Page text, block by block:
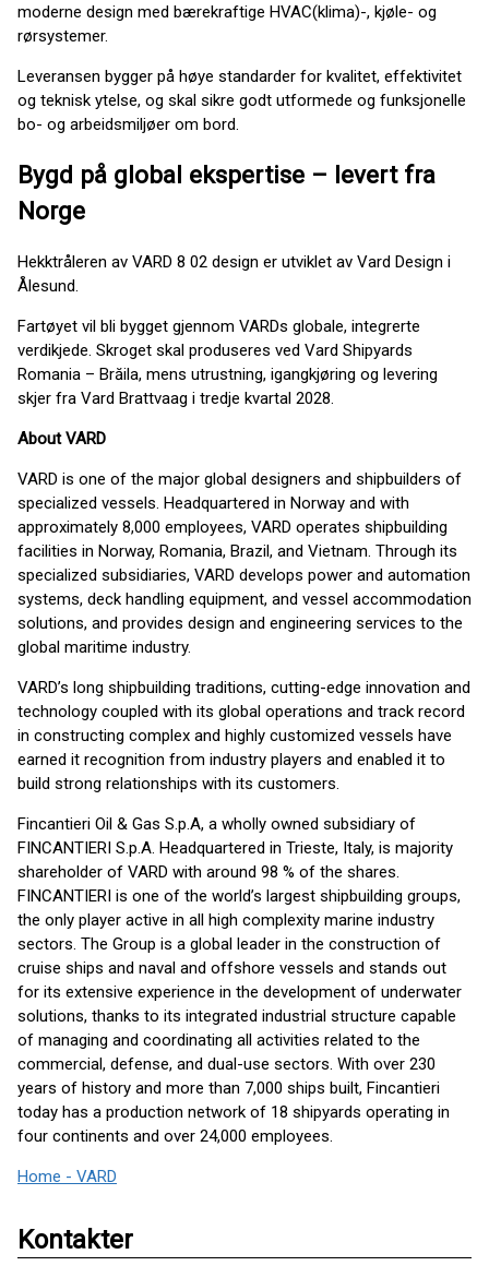
moderne design med bærekraftige HVAC(klima)-, kjøle- og
rørsystemer.
Leveransen bygger på høye standarder for kvalitet, effektivitet
og teknisk ytelse, og skal sikre godt utformede og funksjonelle
bo- og arbeidsmiljøer om bord.
Bygd på global ekspertise – levert fra
Norge
Hekktråleren av VARD 8 02 design er utviklet av Vard Design i
Ålesund.
Fartøyet vil bli bygget gjennom VARDs globale, integrerte
verdikjede. Skroget skal produseres ved Vard Shipyards
Romania – Brăila, mens utrustning, igangkjøring og levering
skjer fra Vard Brattvaag i tredje kvartal 2028.
About VARD
VARD is one of the major global designers and shipbuilders of
specialized vessels. Headquartered in Norway and with
approximately 8,000 employees, VARD operates shipbuilding
facilities in Norway, Romania, Brazil, and Vietnam. Through its
specialized subsidiaries, VARD develops power and automation
systems, deck handling equipment, and vessel accommodation
solutions, and provides design and engineering services to the
global maritime industry.
VARD’s long shipbuilding traditions, cutting-edge innovation and
technology coupled with its global operations and track record
in constructing complex and highly customized vessels have
earned it recognition from industry players and enabled it to
build strong relationships with its customers.
Fincantieri Oil & Gas S.p.A, a wholly owned subsidiary of
FINCANTIERI S.p.A. Headquartered in Trieste, Italy, is majority
shareholder of VARD with around 98 % of the shares.
FINCANTIERI is one of the world’s largest shipbuilding groups,
the only player active in all high complexity marine industry
sectors. The Group is a global leader in the construction of
cruise ships and naval and offshore vessels and stands out
for its extensive experience in the development of underwater
solutions, thanks to its integrated industrial structure capable
of managing and coordinating all activities related to the
commercial, defense, and dual-use sectors. With over 230
years of history and more than 7,000 ships built, Fincantieri
today has a production network of 18 shipyards operating in
four continents and over 24,000 employees.
Home - VARD
Kontakter